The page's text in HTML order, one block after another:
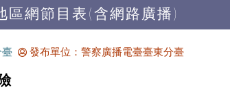
區網節目表(含網路廣播)
發布單位：警察廣播電臺臺東分臺